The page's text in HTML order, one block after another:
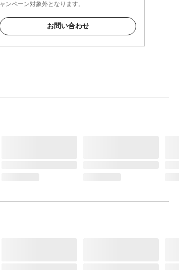
ャンペーン対象外となります。
お問い合わせ